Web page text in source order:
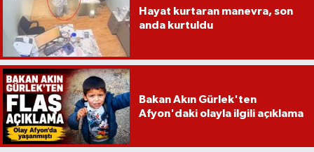
Hayat kurtaran manevra, son
anda kurtuldu
Bakan Akın Gürlek'ten
Afyon'daki olayla ilgili açıklama